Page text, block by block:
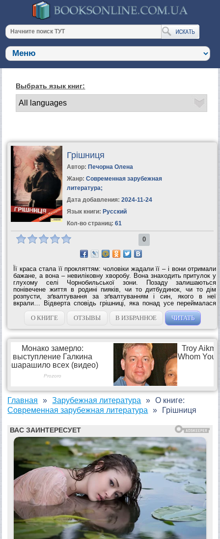
Выбрать язык книг:
Грішниця
Автор: Печорна Олена
Жанр: Современная зарубежная
литература;
Дата добавления: 2024-11-24
Язык книги: Русский
Кол-во страниц: 61
0
Її краса стала її прокляттям: чоловіки жадали її – і вони отримали
бажане, а вона – невиліковну хворобу. Вона знаходить притулок у
глухому селі Чорнобильської зони. Позаду залишаються
понівечене життя в родині пияків, чи то дитбудинок, чи то дім
розпусти, зґвалтування за зґвалтуванням і син, якого в неї
вкрали… Відверта сповідь грішниці, яка понад усе переймалася
чужим...
О КНИГЕ
ОТЗЫВЫ В ИЗБРАННОЕ ЧИТАТЬ
Главная
Зарубежная литература
Современная зарубежная литература
О книге:
Грішниця